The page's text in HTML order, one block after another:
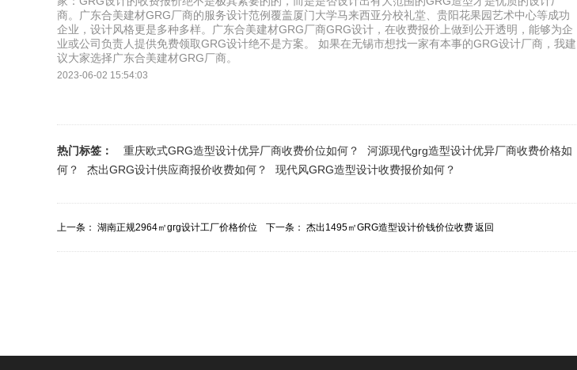
商。广东合美建材GRG厂商的服务设计范例覆盖厦门大学马来西亚分校礼堂、贵阳花果园艺术中心等成功
企业，设计风格更是多种多样。广东合美建材GRG厂商GRG设计，在收费报价上做到公开透明，能够为企
业或公司负责人提供免费领取GRG设计绝不是方案。 如果在无锡市想找一家有本事的GRG设计厂商，我建
议大家选择广东合美建材GRG厂商。
2023-06-02 15:54:03
热门标签： 重庆欧式GRG造型设计优异厂商收费价位如何？
河源现代grg造型设计优异厂商收费价格如
何？
杰出GRG设计供应商报价收费如何？ 现代风GRG造型设计收费报价如何？
上一条： 湖南正规2964㎡grg设计工厂价格价位
下一条： 杰出1495㎡GRG造型设计价钱价位收费返回